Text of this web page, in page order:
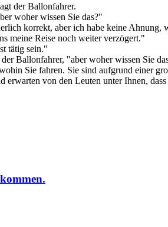
der Ballonfahrer.
woher wissen Sie das?"
korrekt, aber ich habe keine
meine Reise noch weiter verzögert."
tätig sein."
Ballonfahrer, "aber woher wissen Sie
Sie fahren. Sie sind aufgrund einer
von den Leuten unter Ihnen,